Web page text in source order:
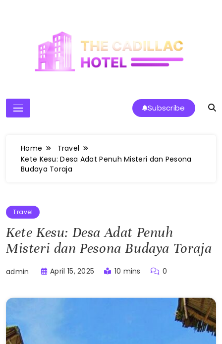
The Cadillac Hotel
Subscribe
Home
Travel
Kete Kesu: Desa Adat Penuh Misteri dan Pesona
Budaya Toraja
Travel
Kete Kesu: Desa Adat Penuh
Misteri dan Pesona Budaya Toraja
admin April 15, 2025 10 mins 0